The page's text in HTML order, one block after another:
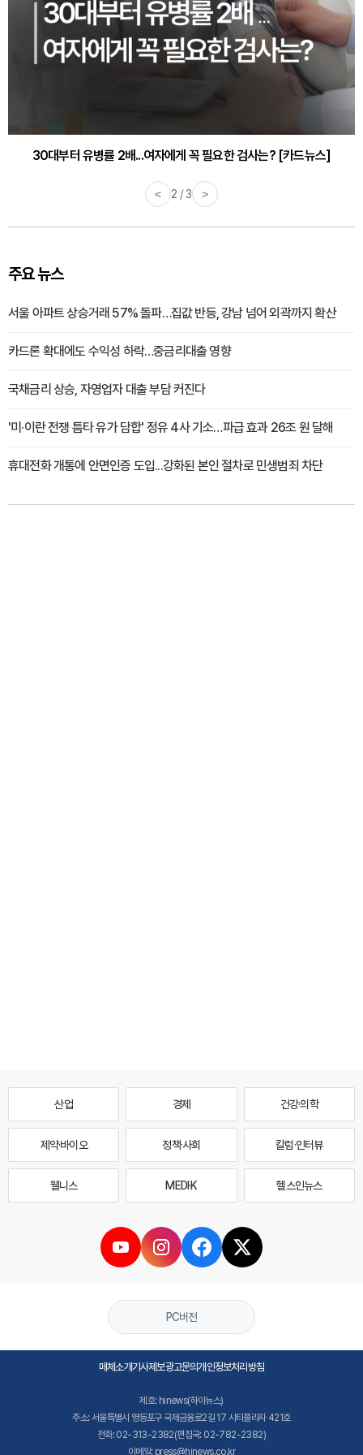
30대부터 유병률 2배...여자에게 꼭 필요한 검사는? [카드뉴스]
감기·독감 예방하고 면역력 높이는 4가지 영양제 [카드뉴스]
< 2 / 3 >
주요 뉴스
서울 아파트 상승거래 57% 돌파…집값 반등, 강남 넘어 외곽까지 확산
카드론 확대에도 수익성 하락…중금리대출 영향
국채금리 상승, 자영업자 대출 부담 커진다
'미·이란 전쟁 틈타 유가 담합' 정유 4사 기소…파급 효과 26조 원 달해
휴대전화 개통에 안면인증 도입...강화된 본인 절차로 민생범죄 차단
산업 경제 건강·의학
제약·바이오 정책·사회 칼럼·인터뷰
웰니스 MEDI·K 헬스인뉴스
PC버전
매체소개기사제보광고문의개인정보처리방침
제호: hinews(하이뉴스)
주소: 서울특별시 영등포구 국제금융로2길 17 시티플라자 421호
전화: 02-313-2382(편집국: 02-782-2382)
이메일: press@hinews.co.kr